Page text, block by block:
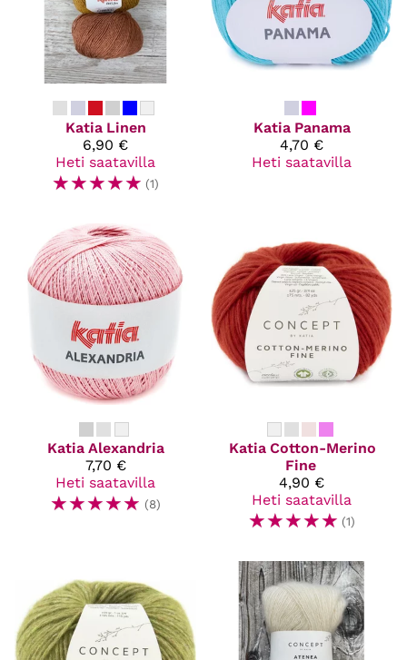
Katia Linen
6,90 €
Heti saatavilla
☆☆☆☆☆ (1)
Katia Panama
4,70 €
Heti saatavilla
Katia Alexandria
7,70 €
Heti saatavilla
☆☆☆☆☆ (8)
Katia Cotton-Merino
Fine
4,90 €
Heti saatavilla
☆☆☆☆☆ (1)